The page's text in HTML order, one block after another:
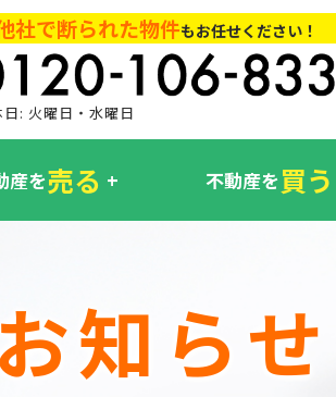
社で断られた物件もお任せください！
日: 火曜日・水曜日
産を売る 不動産を買う
お知らせ